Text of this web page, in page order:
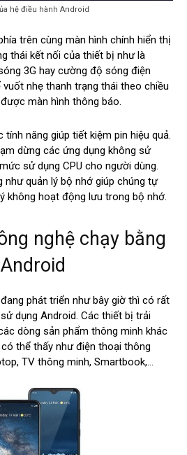
hệ điều hành Android
trên cùng màn hình chính hiển thị
thái kết nối của thiết bị như là
3G hay cường độ sóng điện
nhẹ thanh trạng thái theo chiều
màn hình thông báo.
năng giúp tiết kiệm pin hiệu quả.
dừng các ứng dụng không sử
sử dụng CPU cho người dùng.
như quản lý bộ nhớ giúp chúng tự
không hoạt động lưu trong bộ nhớ.
nghệ chạy bằng
phát triển như bây giờ thì có rất
dụng Android. Các thiết bị trải
dòng sản phẩm thông minh khác
thể thấy như điện thoại thông
TV thông minh, Smartbook,…